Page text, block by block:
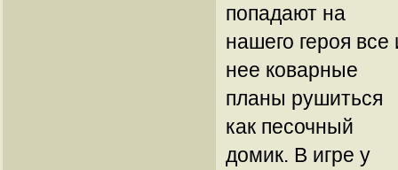
попадают на
нашего героя все
нее коварные
планы рушиться
как песочный
домик. В игре у